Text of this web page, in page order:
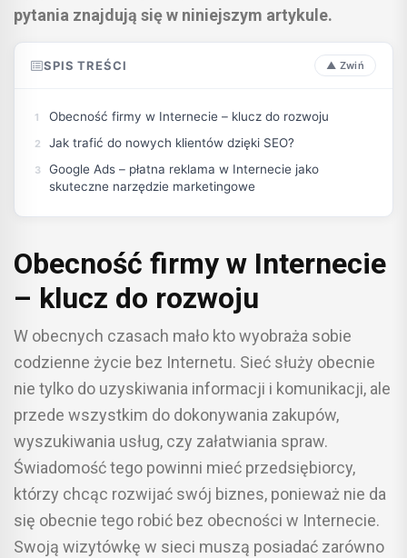
pytania znajdują się w niniejszym artykule.
SPIS TREŚCI
Obecność firmy w Internecie – klucz do rozwoju
Jak trafić do nowych klientów dzięki SEO?
Google Ads – płatna reklama w Internecie jako
skuteczne narzędzie marketingowe
Obecność firmy w Internecie
– klucz do rozwoju
W obecnych czasach mało kto wyobraża sobie
codzienne życie bez Internetu. Sieć służy obecnie
nie tylko do uzyskiwania informacji i komunikacji, ale
przede wszystkim do dokonywania zakupów,
wyszukiwania usług, czy załatwiania spraw.
Świadomość tego powinni mieć przedsiębiorcy,
którzy chcąc rozwijać swój biznes, ponieważ nie da
się obecnie tego robić bez obecności w Internecie.
Swoją wizytówkę w sieci muszą posiadać zarówno